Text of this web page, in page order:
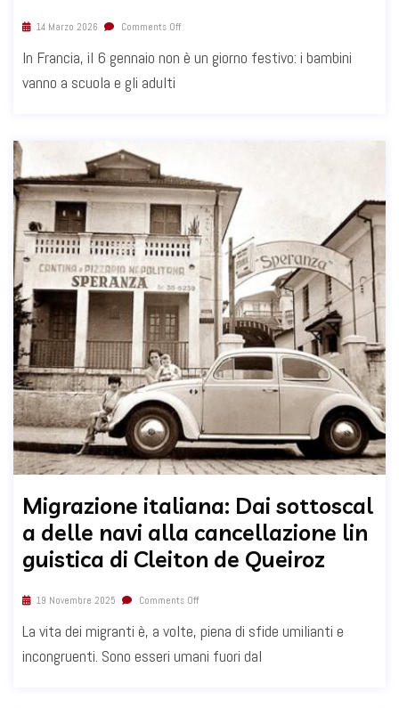
14 Marzo 2026 Comments Off
In Francia, il 6 gennaio non è un giorno festivo: i bambini
vanno a scuola e gli adulti
Migrazione italiana: Dai sottoscal
a delle navi alla cancellazione lin
guistica di Cleiton de Queiroz
19 Novembre 2025 Comments Off
La vita dei migranti è, a volte, piena di sfide umilianti e
incongruenti. Sono esseri umani fuori dal